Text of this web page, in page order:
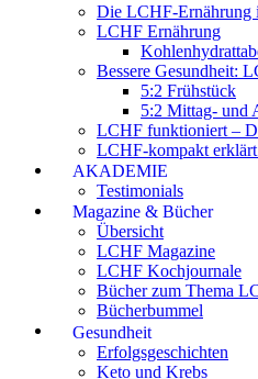
Die LCHF-Ernährung
LCHF Ernährung
Bessere Gesundheit:
5:2 Frühstück
5:2 Mittag- und
LCHF funktioniert –
LCHF-kompakt
AKADEMIE
Testimonials
Magazine & Bücher
Übersicht
LCHF Magazine
LCHF Kochjournale
Bücher zum Thema
Bücherbummel
Gesundheit
Erfolgsgeschichten
Keto und Krebs